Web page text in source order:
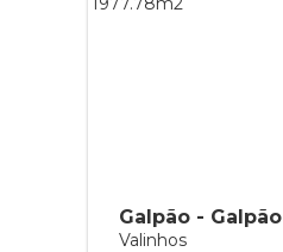
Galpão - Galpão
Valinhos